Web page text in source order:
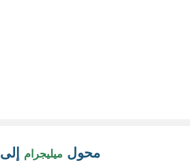
محول ميليجرام إلى